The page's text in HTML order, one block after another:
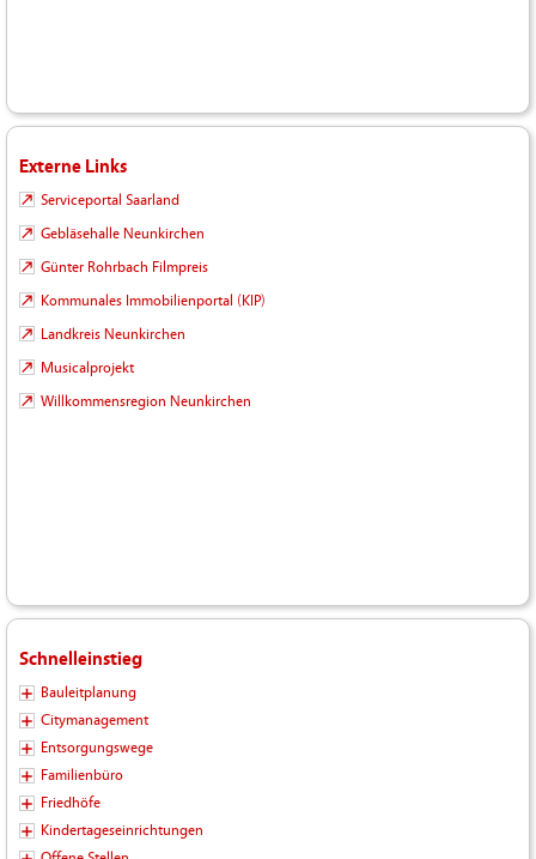
Externe Links
Serviceportal Saarland
Gebläsehalle Neunkirchen
Günter Rohrbach Filmpreis
Kommunales Immobilienportal (KIP)
Landkreis Neunkirchen
Musicalprojekt
Willkommensregion Neunkirchen
Schnelleinstieg
Bauleitplanung
Citymanagement
Entsorgungswege
Familienbüro
Friedhöfe
Kindertageseinrichtungen